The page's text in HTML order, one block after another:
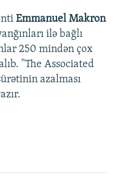
Emmanuel Makron
ilə bağlı
250 mindən çox
"The Associated
azalması